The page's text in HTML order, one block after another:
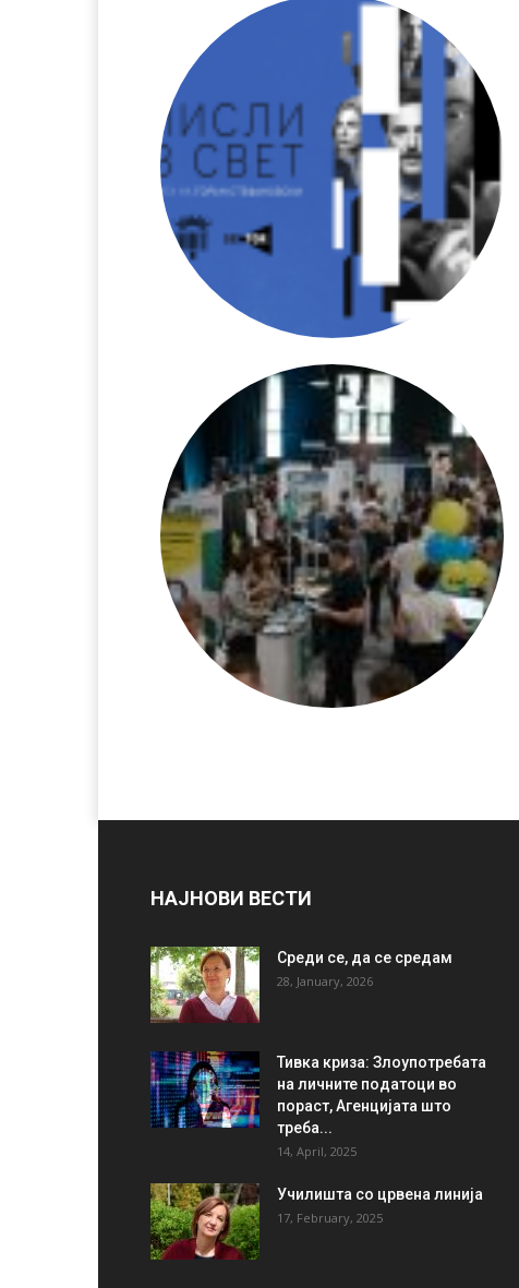
НАЈНОВИ ВЕСТИ
Среди се, да се средам
28, January, 2026
Тивка криза: Злоупотребата
на личните податоци во
пораст, Агенцијата што
треба...
14, April, 2025
Училишта со црвена линија
17, February, 2025